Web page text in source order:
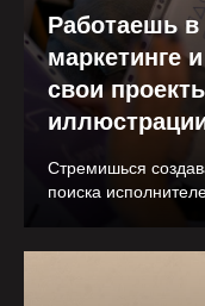
Работаешь
маркетинге
свои
Стремишься
поиска